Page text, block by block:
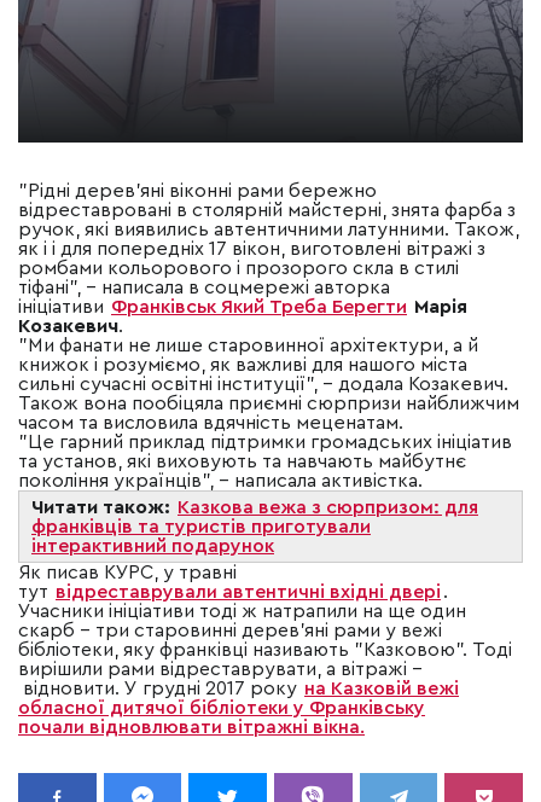
"Рідні дерев'яні віконні рами бережно
відреставровані в столярній майстерні, знята фарба з
ручок, які виявились автентичними латунними. Також,
як і і для попередніх 17 вікон, виготовлені вітражі з
ромбами кольорового і прозорого скла в стилі
тіфані", – написала в соцмережі авторка
ініціативи Франківськ Який Треба Берегти Марія
Козакевич.
"Ми фанати не лише старовинної архітектури, а й
книжок і розуміємо, як важливі для нашого міста
сильні сучасні освітні інституції", – додала Козакевич.
Також вона пообіцяла приємні сюрпризи найближчим
часом та висловила вдячність меценатам.
"Це гарний приклад підтримки громадських ініціатив
та установ, які виховують та навчають майбутнє
покоління українців", – написала активістка.
Читати також: Казкова вежа з сюрпризом: для
франківців та туристів приготували
інтерактивний подарунок
Як писав КУРС, у травні
тут відреставрували автентичні вхідні двері .
Учасники ініціативи тоді ж натрапили на ще один
скарб – три старовинні дерев'яні рами у вежі
бібліотеки, яку франківці називають "Казковою". Тоді
вирішили рами відреставрувати, а вітражі –
відновити. У грудні 2017 року на Казковій вежі
обласної дитячої бібліотеки у Франківську
почали відновлювати вітражні вікна.